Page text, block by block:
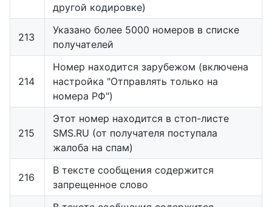
другой кодировке)
213
Указано более 5000 номеров в списке
получателей
214
Номер находится зарубежом (включена
настройка "Отправлять только на
номера РФ")
215
Этот номер находится в стоп-листе
SMS.RU (от получателя поступала
жалоба на спам)
216
В тексте сообщения содержится
запрещенное слово